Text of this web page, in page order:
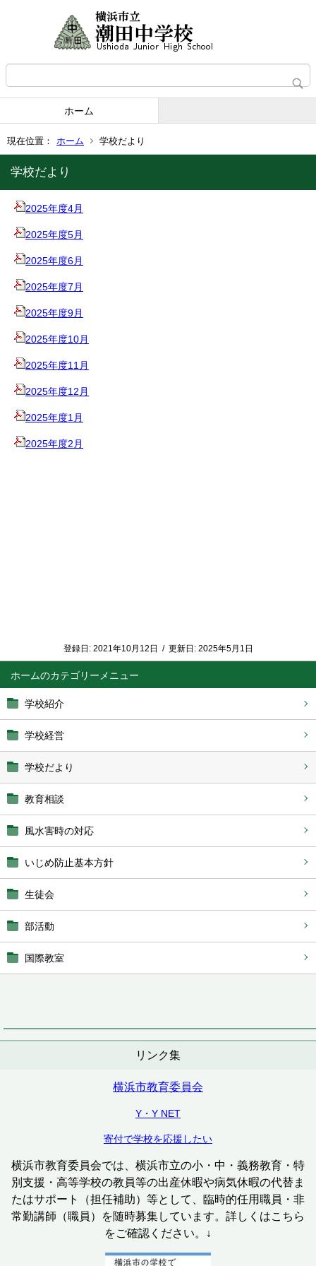
ホーム
現在位置： ホーム 学校だより
ホーム
学校紹介
学校経営
学校だより
教育相談
風水害時の対応
いじめ防止基本方針
生徒会
部活動
国際教室
リンク集
横浜市教育委員会
Y・Y NET
寄付で学校を応援したい
横浜市教育委員会では、横浜市立の小・中・義務教育・特
別支援・高等学校の教員等の出産休暇や病気休暇の代替ま
たはサポート（担任補助）等として、臨時的任用職員・非
常勤講師（職員）を随時募集しています。詳しくはこちら
をご確認ください。↓
学校だより
2025年度4月
2025年度5月
2025年度6月
2025年度7月
2025年度9月
2025年度10月
2025年度11月
2025年度12月
2025年度1月
2025年度2月
登録日: 2021年10月12日 / 更新日: 2025年5月1日